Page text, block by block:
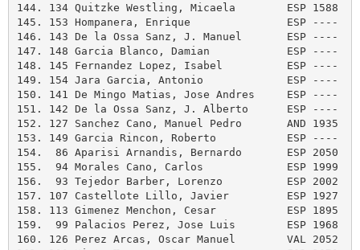
144. 134 Quitzke Westling, Micaela        ESP
145. 153 Hompanera, Enrique               ESP
146. 143 De la Ossa Sanz, J. Manuel       ESP
147. 148 Garcia Blanco, Damian            ESP
148. 145 Fernandez Lopez, Isabel          ESP
149. 154 Jara Garcia, Antonio             ESP
150. 141 De Mingo Matias, Jose Andres     ESP
151. 142 De la Ossa Sanz, J. Alberto      ESP
152. 127 Sanchez Cano, Manuel Pedro       AND
153. 149 Garcia Rincon, Roberto           ESP
154.  86 Aparisi Arnandis, Bernardo       ESP
155.  94 Morales Cano, Carlos             ESP
156.  93 Tejedor Barber, Lorenzo          ESP
157. 107 Castellote Lillo, Javier         ESP
158. 113 Gimenez Menchon, Cesar           ESP
159.  99 Palacios Perez, Jose Luis        ESP
160. 126 Perez Arcas, Oscar Manuel        VAL